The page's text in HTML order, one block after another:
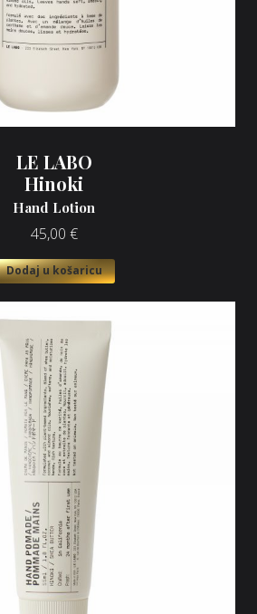
LE LABO
Hinoki
Hand Lotion
45,00 €
Dodaj u košaricu